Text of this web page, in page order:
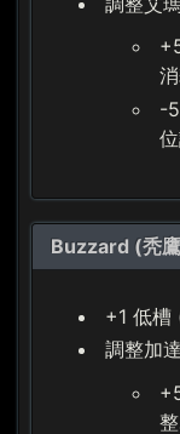
-
Buzzard (秃
+1 低槽
調整加